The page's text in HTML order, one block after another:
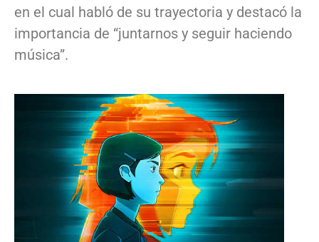
en el cual habló de su trayectoria y destacó la
importancia de “juntarnos y seguir haciendo
música”.